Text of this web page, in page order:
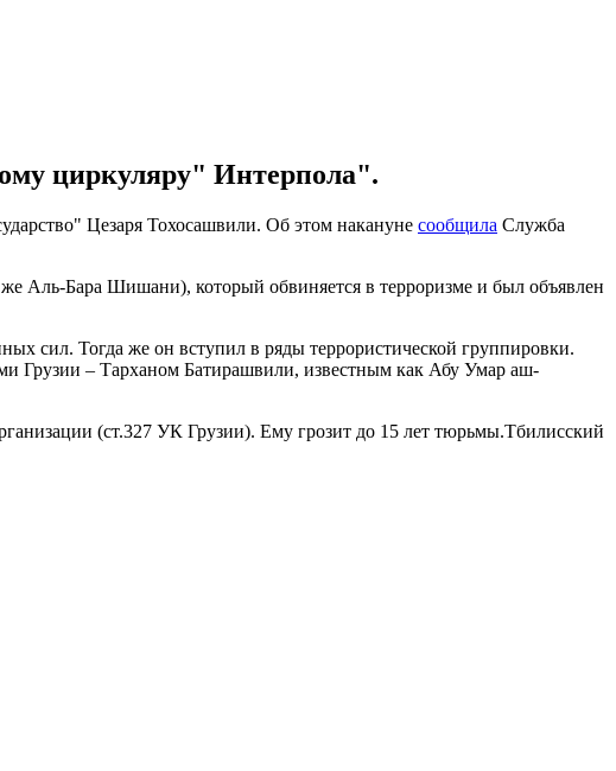
циркуляру" Интерпола".
Цезаря Тохосашвили. Об этом накануне сообщила Служба
Аль-Бара Шишани), который обвиняется в терроризме и был объявлен
сил. Тогда же он вступил в ряды террористической группировки.
Грузии – Тарханом Батирашвили, известным как Абу Умар аш-
(ст.327 УК Грузии). Ему грозит до 15 лет тюрьмы.Тбилисский